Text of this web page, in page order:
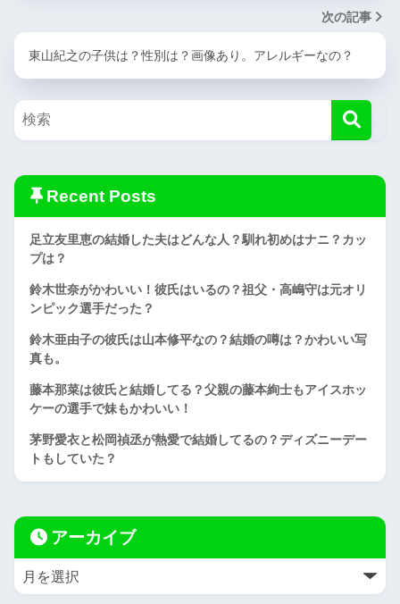
次の記事
東山紀之の子供は？性別は？画像あり。アレルギーなの？
Recent Posts
足立友里恵の結婚した夫はどんな人？馴れ初めはナニ？カッ
プは？
鈴木世奈がかわいい！彼氏はいるの？祖父・高嶋守は元オリ
ンピック選手だった？
鈴木亜由子の彼氏は山本修平なの？結婚の噂は？かわいい写
真も。
藤本那菜は彼氏と結婚してる？父親の藤本絢士もアイスホッ
ケーの選手で妹もかわいい！
茅野愛衣と松岡禎丞が熱愛で結婚してるの？ディズニーデー
トもしていた？
アーカイブ